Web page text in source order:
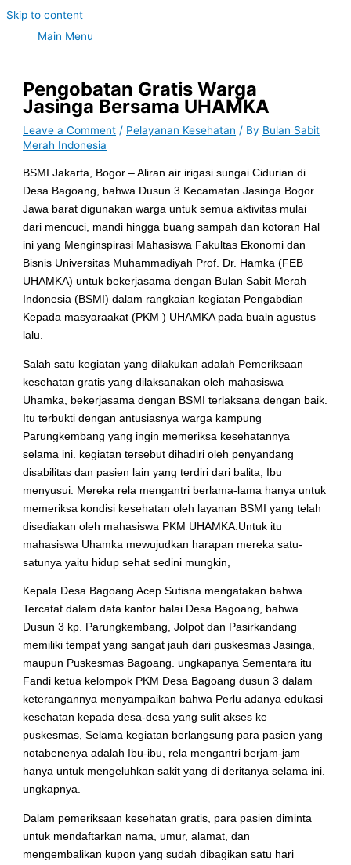
Skip to content
Main Menu
Pengobatan Gratis Warga
Jasinga Bersama UHAMKA
Leave a Comment / Pelayanan Kesehatan / By Bulan Sabit
Merah Indonesia
BSMI Jakarta, Bogor – Aliran air irigasi sungai Cidurian di
Desa Bagoang, bahwa Dusun 3 Kecamatan Jasinga Bogor
Jawa barat digunakan warga untuk semua aktivitas mulai
dari mencuci, mandi hingga buang sampah dan kotoran Hal
ini yang Menginspirasi Mahasiswa Fakultas Ekonomi dan
Bisnis Universitas Muhammadiyah Prof. Dr. Hamka (FEB
UHAMKA) untuk bekerjasama dengan Bulan Sabit Merah
Indonesia (BSMI) dalam rangkaian kegiatan Pengabdian
Kepada masyaraakat (PKM ) UHAMKA pada bualn agustus
lalu.
Salah satu kegiatan yang dilakukan adalah Pemeriksaan
kesehatan gratis yang dilaksanakan oleh mahasiswa
Uhamka, bekerjasama dengan BSMI terlaksana dengan baik.
Itu terbukti dengan antusiasnya warga kampung
Parungkembang yang ingin memeriksa kesehatannya
selama ini. kegiatan tersebut dihadiri oleh penyandang
disabilitas dan pasien lain yang terdiri dari balita, Ibu
menyusui. Mereka rela mengantri berlama-lama hanya untuk
memeriksa kondisi kesehatan oleh layanan BSMI yang telah
disediakan oleh mahasiswa PKM UHAMKA.Untuk itu
mahasiswa Uhamka mewujudkan harapan mereka satu-
satunya yaitu hidup sehat sedini mungkin,
Kepala Desa Bagoang Acep Sutisna mengatakan bahwa
Tercatat dalam data kantor balai Desa Bagoang, bahwa
Dusun 3 kp. Parungkembang, Jolpot dan Pasirkandang
memiliki tempat yang sangat jauh dari puskesmas Jasinga,
maupun Puskesmas Bagoang. ungkapanya Sementara itu
Fandi ketua kelompok PKM Desa Bagoang dusun 3 dalam
keterangannya menyampaikan bahwa Perlu adanya edukasi
kesehatan kepada desa-desa yang sulit akses ke
puskesmas, Selama kegiatan berlangsung para pasien yang
notabenenya adalah Ibu-ibu, rela mengantri berjam-jam
hanya untuk mengeluhkan sakit yang di deritanya selama ini.
ungkapnya.
Dalam pemeriksaan kesehatan gratis, para pasien diminta
untuk mendaftarkan nama, umur, alamat, dan
mengembalikan kupon yang sudah dibagikan satu hari